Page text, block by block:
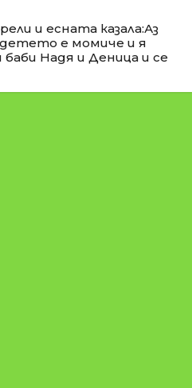
и есната казала:Аз
е момиче и я
Надя и Деница и се